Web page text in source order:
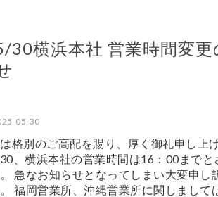
30横浜本社 営業時間変更
05-30
格別のご高配を賜り、厚く御礼申し上
、横浜本社の営業時間は16：00までと
急なお知らせとなってしまい大変申し
福岡営業所、沖縄営業所に関しまして